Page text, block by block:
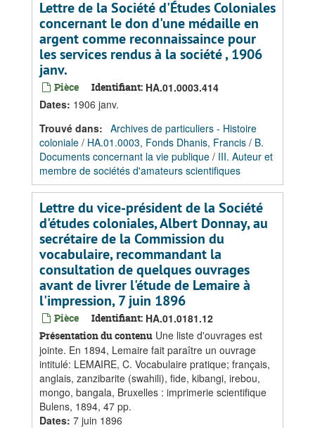
Lettre de la Société d'Études Coloniales
concernant le don d'une médaille en
argent comme reconnaissaince pour
les services rendus à la société , 1906
janv.
Pièce Identifiant: HA.01.0003.414
Dates: 1906 janv.
Trouvé dans: Archives de particuliers - Histoire
coloniale / HA.01.0003, Fonds Dhanis, Francis / B.
Documents concernant la vie publique / III. Auteur et
membre de sociétés d'amateurs scientifiques
Lettre du vice-président de la Société
d'études coloniales, Albert Donnay, au
secrétaire de la Commission du
vocabulaire, recommandant la
consultation de quelques ouvrages
avant de livrer l'étude de Lemaire à
l'impression, 7 juin 1896
Pièce Identifiant: HA.01.0181.12
Présentation du contenu Une liste d'ouvrages est
jointe. En 1894, Lemaire fait paraître un ouvrage
intitulé: LEMAIRE, C. Vocabulaire pratique; français,
anglais, zanzibarite (swahili), fide, kibangi, irebou,
mongo, bangala, Bruxelles : imprimerie scientifique
Bulens, 1894, 47 pp.
Dates: 7 juin 1896